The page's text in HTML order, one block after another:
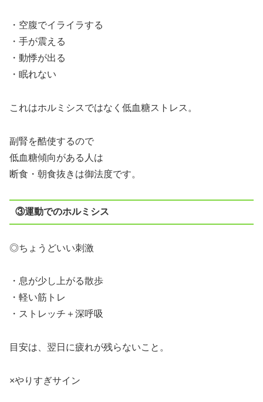
・空腹でイライラする
・手が震える
・動悸が出る
・眠れない
これはホルミシスではなく低血糖ストレス。
副腎を酷使するので
低血糖傾向がある人は
断食・朝食抜きは御法度です。
③運動でのホルミシス
◎ちょうどいい刺激
・息が少し上がる散歩
・軽い筋トレ
・ストレッチ＋深呼吸
目安は、翌日に疲れが残らないこと。
×やりすぎサイン